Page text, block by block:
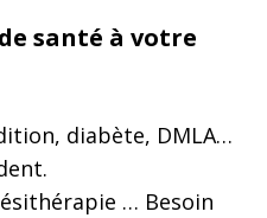
santé à votre
diabète, DMLA…
… Besoin